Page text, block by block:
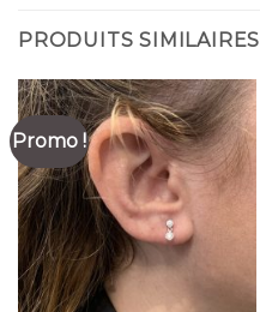
PRODUITS SIMILAIRES
Promo !